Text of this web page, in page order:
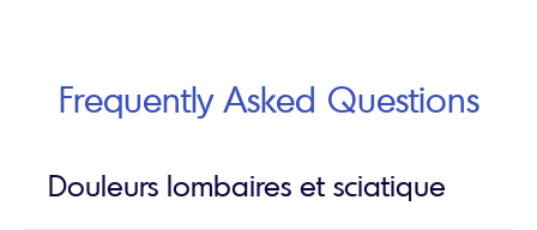
Frequently Asked Questions
Douleurs lombaires et sciatique